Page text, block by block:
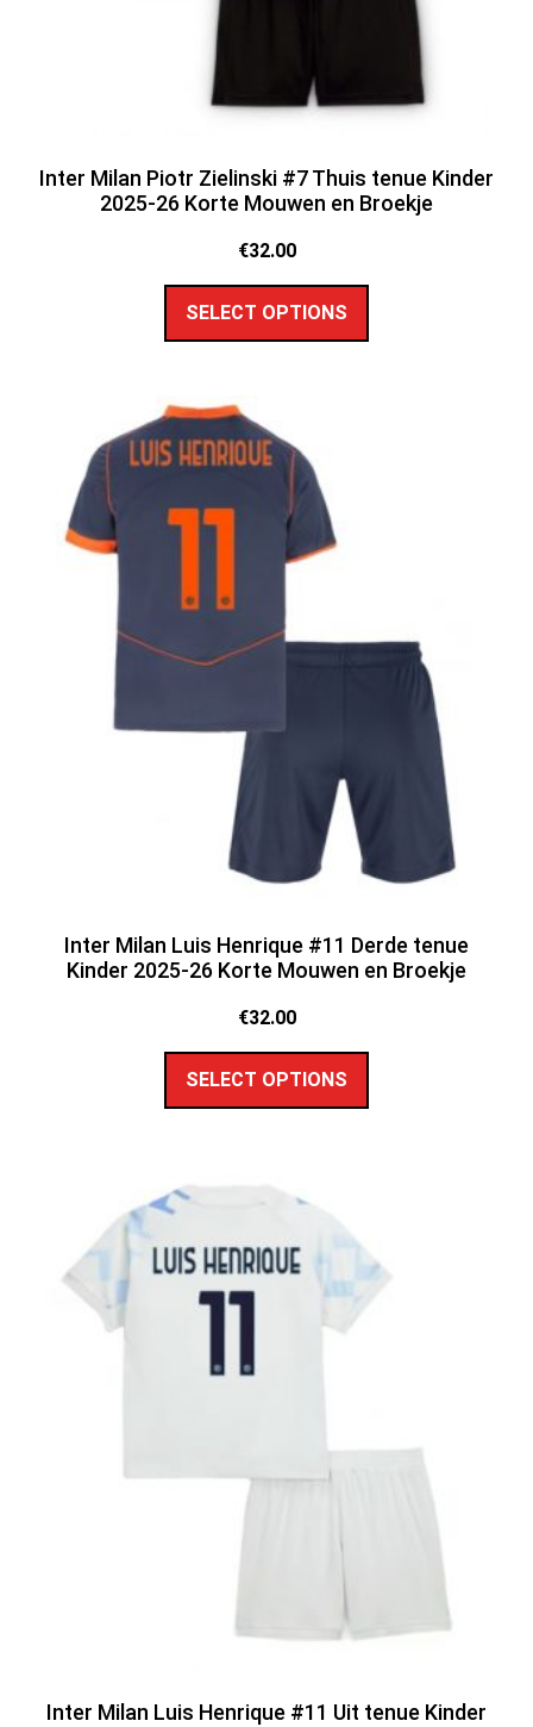
Inter Milan Piotr Zielinski #7 Thuis tenue Kinder
2025-26 Korte Mouwen en Broekje
€32.00
SELECT OPTIONS
Inter Milan Luis Henrique #11 Derde tenue
Kinder 2025-26 Korte Mouwen en Broekje
€32.00
SELECT OPTIONS
Inter Milan Luis Henrique #11 Uit tenue Kinder